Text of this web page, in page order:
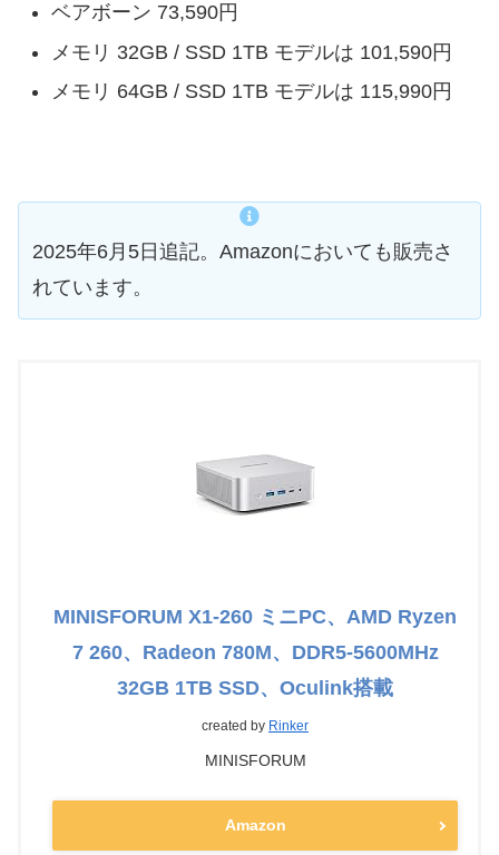
ベアボーン 73,590円
メモリ 32GB / SSD 1TB モデルは 101,590円
メモリ 64GB / SSD 1TB モデルは 115,990円
2025年6月5日追記。Amazonにおいても販売さ
れています。
MINISFORUM X1-260 ミニPC、AMD Ryzen
7 260、Radeon 780M、DDR5-5600MHz
32GB 1TB SSD、Oculink搭載
created by Rinker
MINISFORUM
Amazon